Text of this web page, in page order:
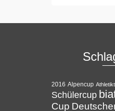
2016 Alpencup
Schülercup
Cup